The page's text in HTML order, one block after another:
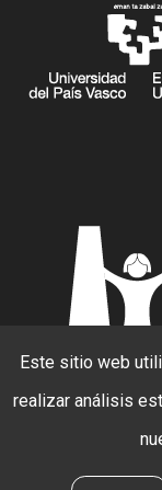
© 2026 Beldur
Este sitio web
realizar análisis